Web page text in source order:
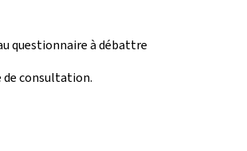
questionnaire à débattre
de consultation.